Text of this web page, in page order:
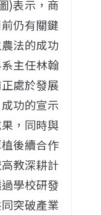
)表示，商
仍有關鍵
法的成功
主任林翰
處於發展
功的宣示
，同時與
後續合作
教深耕計
學校研發
突破產業